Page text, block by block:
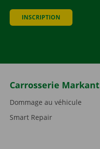
INSCRIPTION
Carrosserie Markant
Dommage au véhicule
Smart Repair